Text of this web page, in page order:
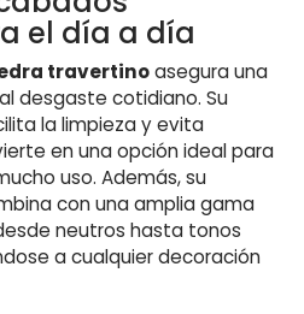
el día a día
travertinoasegura una
desgaste cotidiano. Su
la limpieza y evita
en una opción ideal para
uso. Además, su
con una amplia gama
neutros hasta tonos
a cualquier decoración